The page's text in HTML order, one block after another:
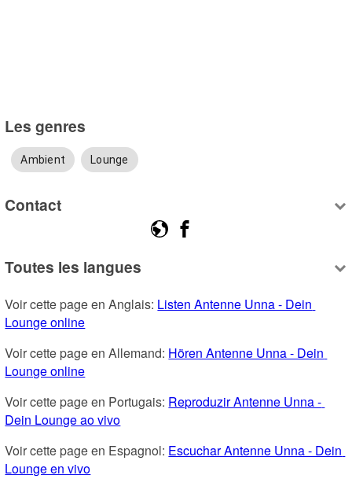
Les genres
Ambient Lounge
Contact
Toutes les langues
Voir cette page en Anglais: Listen Antenne Unna - Dein
Lounge online
Voir cette page en Allemand: Hören Antenne Unna - Dein
Lounge online
Voir cette page en Portugais: Reproduzir Antenne Unna -
Dein Lounge ao vivo
Voir cette page en Espagnol: Escuchar Antenne Unna - Dein
Lounge en vivo